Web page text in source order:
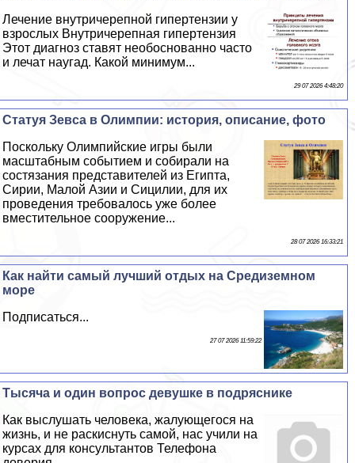
Лечение внутричерепной гипертензии у
взрослых Внутричерепная гипертензия
Этот диагноз ставят необоснованно часто
и лечат наугад. Какой минимум...
29 07 2026 4:48:20
Статуя Зевса в Олимпии: история, описание, фото
Поскольку Олимпийские игры были
масштабным событием и собирали на
состязания представителей из Египта,
Сирии, Малой Азии и Сицилии, для их
проведения требовалось уже более
вместительное сооружение...
28 07 2026 16:33:21
Как найти самый лучший отдых на Средиземном
море
Подписаться...
27 07 2026 11:59:22
Тысяча и один вопрос дeвyшке в подряснике
Как выслушать человека, жалующегося на
жизнь, и не раскиснуть самой, нас учили на
курсах для консультантов Телефона